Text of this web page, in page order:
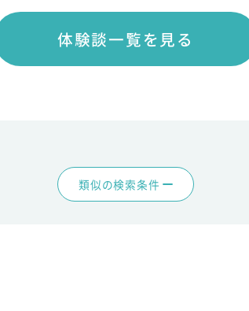
体験談一覧を見る
類似の検索条件